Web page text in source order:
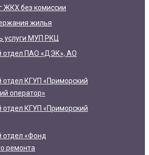
ЖКХ без комиссии
жилья
услуги МУП РКЦ
отдел ПАО «ДЭК», АО
отдел КГУП «Приморский
оператор»
отдел КГУП «Приморский
отдел «Фонд
ремонта